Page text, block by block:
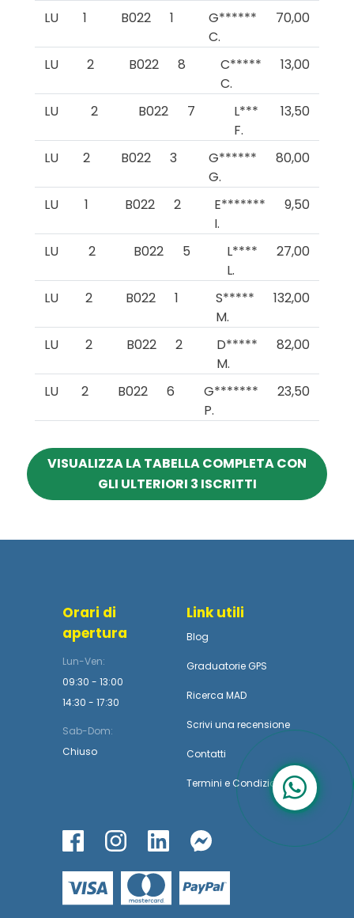
LU
1 B022 1
G******
C.
70,00
LU 2 B022 8
C*****
C.
13,00
LU 2 B022 7
L***
F.
13,50
LU 2 B022 3
G******
G.
80,00
LU 1 B022 2
E*******
I.
9,50
LU 2 B022 5
L****
L.
27,00
LU 2 B022 1
S*****
M.
132,00
LU 2 B022 2
D*****
M.
82,00
LU 2 B022 6
G*******
P.
23,50
VISUALIZZA LA TABELLA COMPLETA CON
GLI ULTERIORI 3 ISCRITTI
Orari di
apertura
Lun-Ven:
09:30 - 13:00
14:30 - 17:30
Sab-Dom:
Chiuso
Link utili
Blog
Graduatorie GPS
Ricerca MAD
Scrivi una recensione
Contatti
Termini e Condizioni